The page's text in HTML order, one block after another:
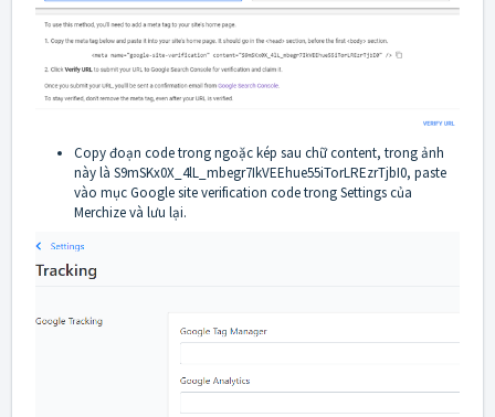
Copy đoạn code trong ngoặc kép sau chữ content, trong ảnh
này là S9mSKx0X_4lL_mbegr7IkVEEhue55iTorLREzrTjbI0, paste
vào mục Google site verification code trong Settings của
Merchize và lưu lại.